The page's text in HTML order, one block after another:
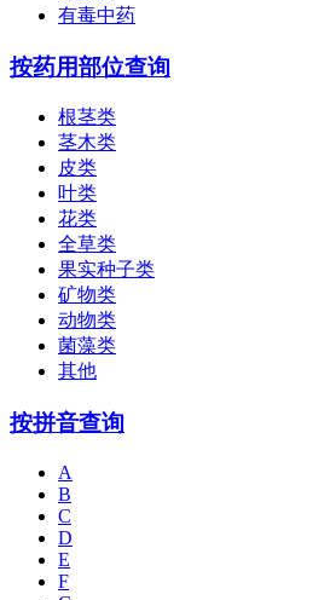
有毒中药
按药用部位查询
根茎类
茎木类
皮类
叶类
花类
全草类
果实种子类
矿物类
动物类
菌藻类
其他
按拼音查询
A
B
C
D
E
F